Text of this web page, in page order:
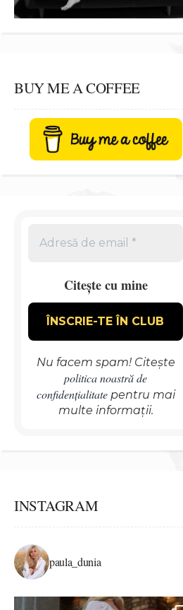
BUY ME A COFFEE
Citește cu mine
Nu facem spam! Citește
politica noastră de
confidențialitatepentru mai
multe informații.
INSTAGRAM
paula_dunia